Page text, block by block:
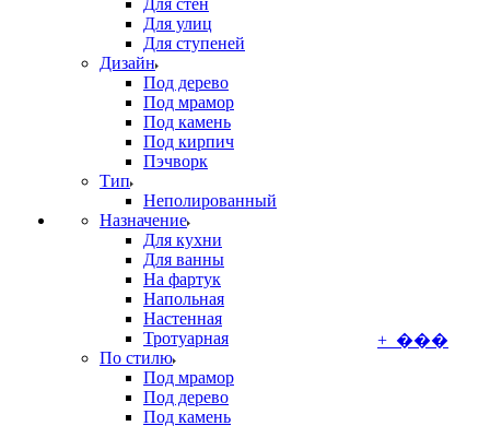
Для стен
Для улиц
Для ступеней
Дизайн
Под дерево
Под мрамор
Под камень
Под кирпич
Пэчворк
Тип
Неполированный
Назначение
Для кухни
Для ванны
На фартук
Напольная
Настенная
Тротуарная
По стилю
Под мрамор
Под дерево
Под камень
+ ���